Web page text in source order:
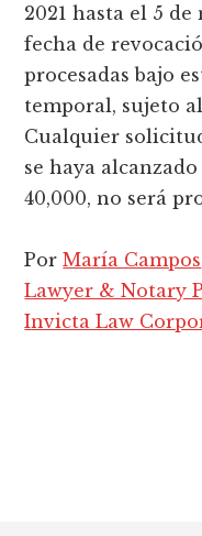
2021 hasta el 5
fecha de
procesadas bajo
temporal, sujeto
Cualquier
se haya
40,000, no será
PorMaría Campos
Lawyer & Notary
Invicta Law